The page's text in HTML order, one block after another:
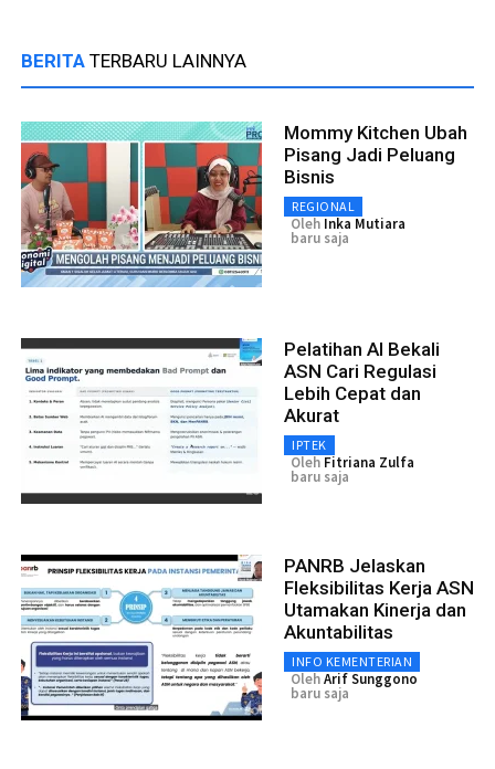
BERITA TERBARU LAINNYA
Mommy Kitchen Ubah
Pisang Jadi Peluang
Bisnis
REGIONAL
Oleh Inka Mutiara
baru saja
Pelatihan AI Bekali
ASN Cari Regulasi
Lebih Cepat dan
Akurat
IPTEK
Oleh Fitriana Zulfa
baru saja
PANRB Jelaskan
Fleksibilitas Kerja ASN
Utamakan Kinerja dan
Akuntabilitas
INFO KEMENTERIAN
OlehArif Sunggono
baru saja